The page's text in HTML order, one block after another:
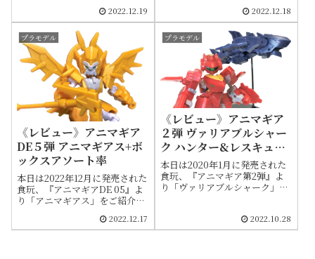
ます。箱裏の組み立て方も載せ
てますので紛失してしまった際
などにもご活用ください。デュ
アライズカブトシリーズの最新
作にして最終形態です。そのよ
うな背景から歴代ムサシと比較
しながら見ていきたいと思いま
2022.12.19
の組み立て方も載せてますの
で、紛失してしまった際などに
もご活用ください。元々は2020
年12月に発売された6弾の「04
サクラギア」をオリジナルに持
つ後継機です。その為、旧作と
の違いも比較しました
2022.12.18
プラモデル
《レビュー》アニマギア
DE５弾 アニマギアス+ボ
ックスアソート率
本日は2022年12月に発売された
食玩、『アニマギアDE 05』よ
り「アニマギアス」をご紹介し
てますので、紛失してしまった
際などにもご活用ください。DE
2022.12.17
プラモデル
《レビュー》アニマギア
２弾 ヴァリアブルシャー
ク ハンター&レスキュー
+変形説明書
本日は2020年1月に発売された
食玩、『アニマギア第2弾』よ
り「ヴァリアブルシャーク」２
て方も載せてますので、紛失し
てしまった際などにもご活用く
2022.10.28